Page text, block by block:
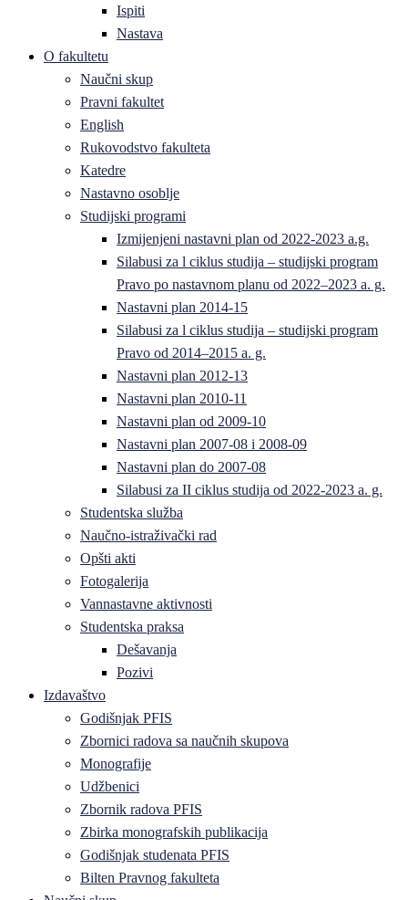
Ispiti
Nastava
O fakultetu
Naučni skup
Pravni fakultet
English
Rukovodstvo fakulteta
Katedre
Nastavno osoblje
Studijski programi
Izmijenjeni nastavni plan od 2022-2023 a.g.
Silabusi za l ciklus studija – studijski program
Pravo po nastavnom planu od 2022–2023 a. g.
Nastavni plan 2014-15
Silabusi za l ciklus studija – studijski program
Pravo od 2014–2015 a. g.
Nastavni plan 2012-13
Nastavni plan 2010-11
Nastavni plan od 2009-10
Nastavni plan 2007-08 i 2008-09
Nastavni plan do 2007-08
Silabusi za II ciklus studija od 2022-2023 a. g.
Studentska služba
Naučno-istraživački rad
Opšti akti
Fotogalerija
Vannastavne aktivnosti
Studentska praksa
Dešavanja
Pozivi
Izdavaštvo
Godišnjak PFIS
Zbornici radova sa naučnih skupova
Monografije
Udžbenici
Zbornik radova PFIS
Zbirka monografskih publikacija
Godišnjak studenata PFIS
Bilten Pravnog fakulteta